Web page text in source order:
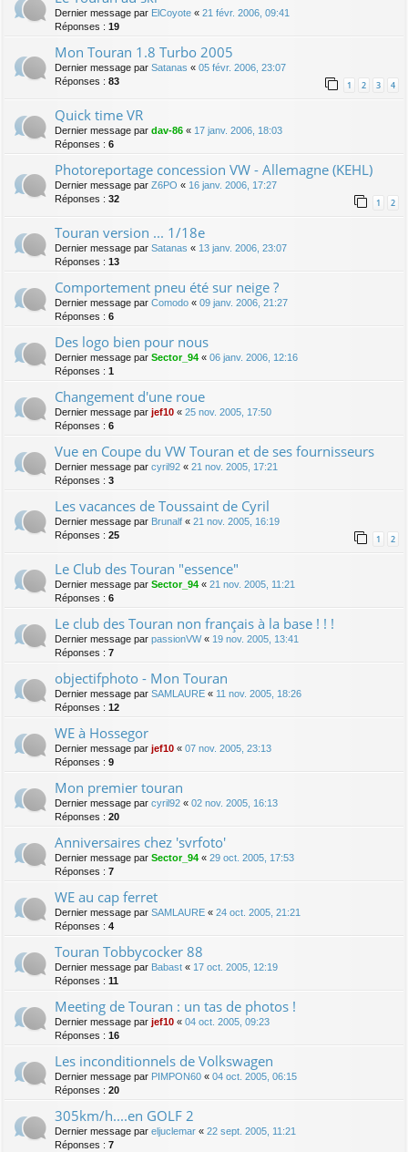
Dernier message par ElCoyote « 21 févr. 2006, 09:41
Réponses : 19
Mon Touran 1.8 Turbo 2005
Dernier message par Satanas « 05 févr. 2006, 23:07
Réponses : 83 1 2 3 4
Quick time VR
Dernier message par dav-86 « 17 janv. 2006, 18:03
Réponses : 6
Photoreportage concession VW - Allemagne (KEHL)
Dernier message par Z6PO « 16 janv. 2006, 17:27
Réponses : 32 1 2
Touran version ... 1/18e
Dernier message par Satanas « 13 janv. 2006, 23:07
Réponses : 13
Comportement pneu été sur neige ?
Dernier message par Comodo « 09 janv. 2006, 21:27
Réponses : 6
Des logo bien pour nous
Dernier message par Sector_94 « 06 janv. 2006, 12:16
Réponses : 1
Changement d'une roue
Dernier message par jef10 « 25 nov. 2005, 17:50
Réponses : 6
Vue en Coupe du VW Touran et de ses fournisseurs
Dernier message par cyril92 « 21 nov. 2005, 17:21
Réponses : 3
Les vacances de Toussaint de Cyril
Dernier message par Brunalf « 21 nov. 2005, 16:19
Réponses : 25 1 2
Le Club des Touran "essence"
Dernier message par Sector_94 « 21 nov. 2005, 11:21
Réponses : 6
Le club des Touran non français à la base ! ! !
Dernier message par passionVW« 19 nov. 2005, 13:41
Réponses : 7
objectifphoto - Mon Touran
Dernier message par SAMLAURE « 11 nov. 2005, 18:26
Réponses : 12
WE à Hossegor
Dernier message par jef10 « 07 nov. 2005, 23:13
Réponses : 9
Mon premier touran
Dernier message par cyril92 « 02 nov. 2005, 16:13
Réponses : 20
Anniversaires chez 'svrfoto'
Dernier message par Sector_94 « 29 oct. 2005, 17:53
Réponses : 7
WE au cap ferret
Dernier message par SAMLAURE « 24 oct. 2005, 21:21
Réponses : 4
Touran Tobbycocker 88
Dernier message par Babast « 17 oct. 2005, 12:19
Réponses : 11
Meeting de Touran : un tas de photos !
Dernier message par jef10 « 04 oct. 2005, 09:23
Réponses : 16
Les inconditionnels de Volkswagen
Dernier message par PIMPON60 « 04 oct. 2005, 06:15
Réponses : 20
305km/h....en GOLF 2
Dernier message par eljuclemar « 22 sept. 2005, 11:21
Réponses : 7